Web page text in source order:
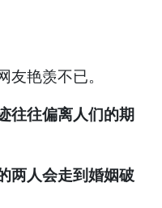
艳羡不已。
往往偏离人们的期
两人会走到婚姻破